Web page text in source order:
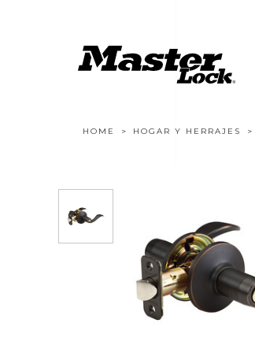
Ir al contenido
HOME HOGAR Y HERRAJES